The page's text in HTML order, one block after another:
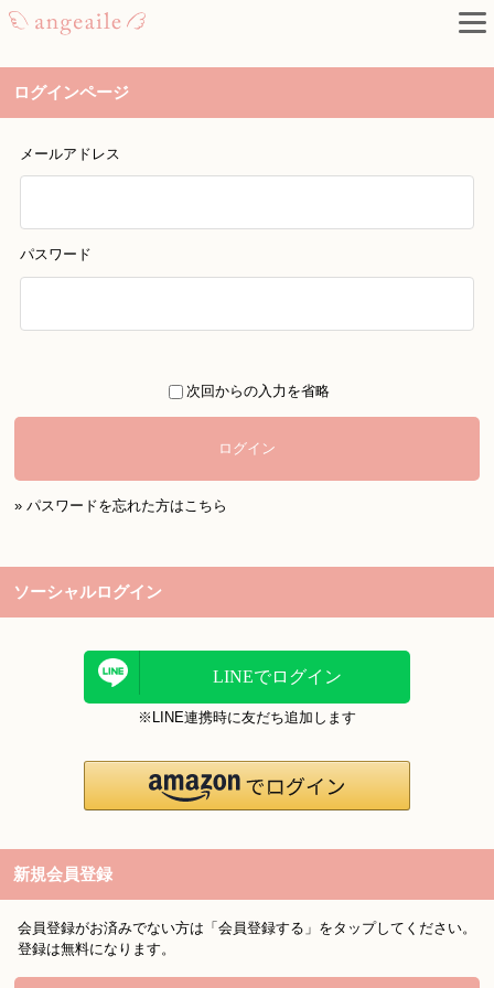
ログインページ
メールアドレス
パスワード
次回からの入力を省略
ログイン
» パスワードを忘れた方はこちら
ソーシャルログイン
LINEでログイン
※LINE連携時に友だち追加します
新規会員登録
会員登録がお済みでない方は「会員登録する」をタップしてください。
登録は無料になります。